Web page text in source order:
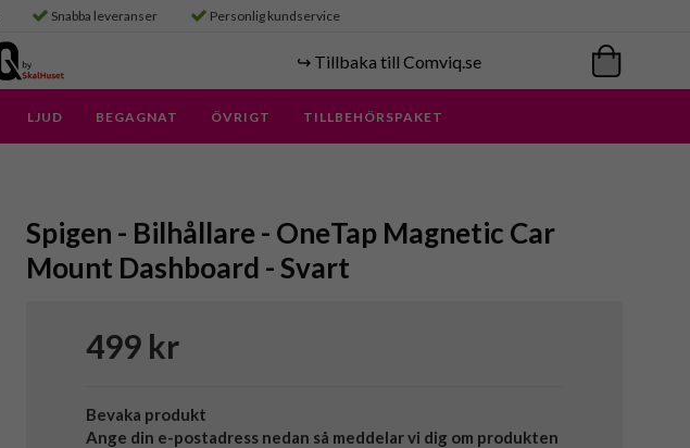
Snabba leveranser Personlig kundservice
↪️ Tillbaka till Comviq.se
LJUD BEGAGNAT ÖVRIGT TILLBEHÖRSPAKET
Spigen - Bilhållare - OneTap Magnetic Car
Mount Dashboard - Svart
499 kr
Bevaka produkt
Ange din e-postadress nedan så meddelar vi dig om produkten